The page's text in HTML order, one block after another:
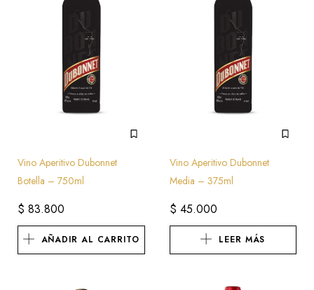
Vino Aperitivo Dubonnet
Botella – 750ml
$ 83.800
AÑADIR AL CARRITO
Vino Aperitivo Dubonnet
Media – 375ml
$ 45.000
LEER MÁS